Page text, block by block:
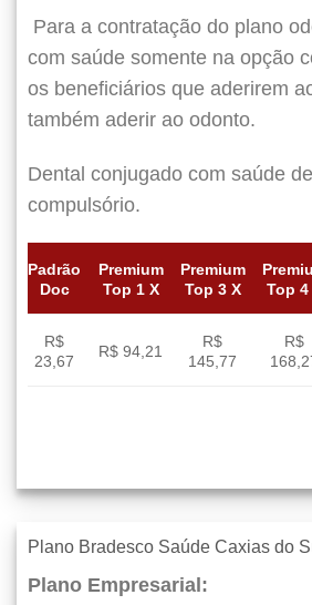
Para a contratação do plano
com saúde somente na opção
os beneficiários que aderirem
também aderir ao odonto.
Dental conjugado com saúde
compulsório.
Padrão
Doc
Premium
Top 1 X
Premium
Top 3 X
Top 4
R$
23,67
R$ 94,21
R$
145,77
R$
Plano Bradesco Saúde Caxias do
Plano Empresarial: